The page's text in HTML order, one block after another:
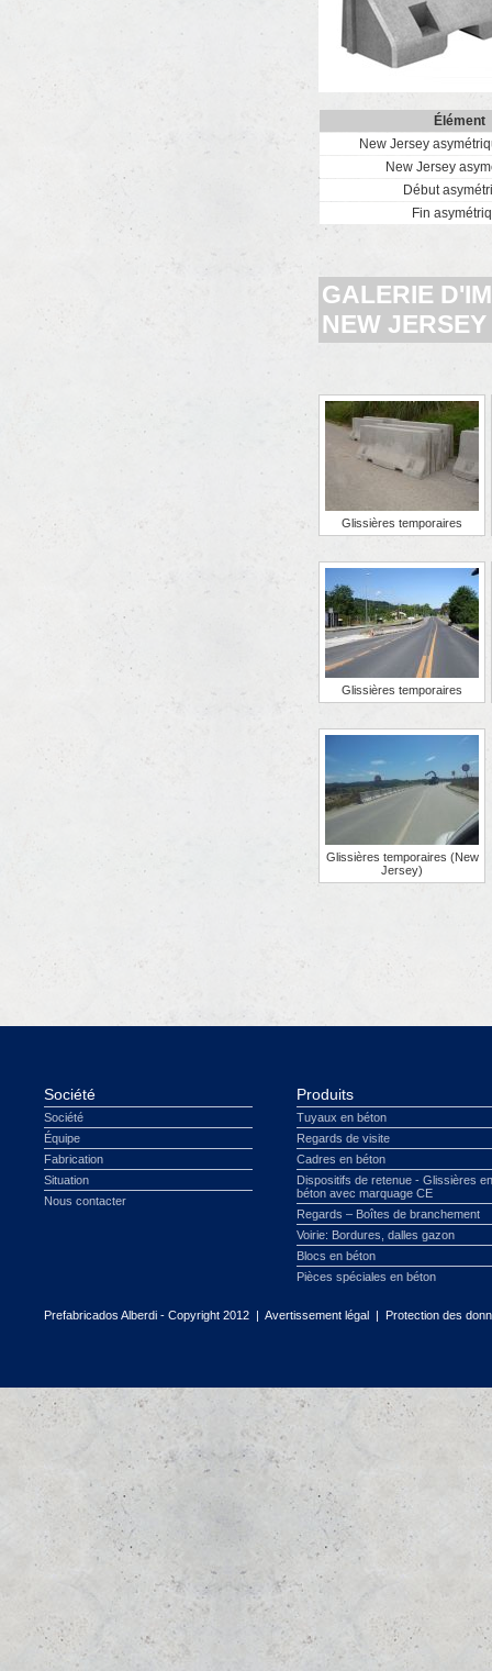
Élément
New Jersey
New Jersey
Début
Fin
GALERIE
NEW JERSEY
Glissières temporaires
Glissières temporaires
Glissières temporaires (New
Jersey)
Société
Société
Équipe
Fabrication
Situation
Nous contacter
Produits
Tuyaux en béton
Regards de visite
Cadres en béton
Dispositifs de retenue - Glissières en
béton avec marquage CE
Regards – Boîtes de branchement
Voirie: Bordures, dalles gazon
Blocs en béton
Pièces spéciales en béton
Prefabricados Alberdi - Copyright 2012 | Avertissement légal | Protection des